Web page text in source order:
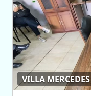
VILLA MERCEDES